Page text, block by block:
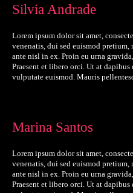
Silvia Andrade
Lorem ipsum dolor sit amet,
venenatis, dui sed euismod
ante nisl in ex. Proin eu urna
Praesent et libero orci. Ut at
vulputate euismod. Mauris
Marina Santos
Lorem ipsum dolor sit amet,
venenatis, dui sed euismod
ante nisl in ex. Proin eu urna
Praesent et libero orci. Ut at